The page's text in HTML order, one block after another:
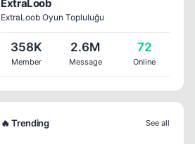
ExtraLoob
ExtraLoob Oyun Topluluğu
358K
Member
2.6M
Message
72
Online
🔥 Trending See all